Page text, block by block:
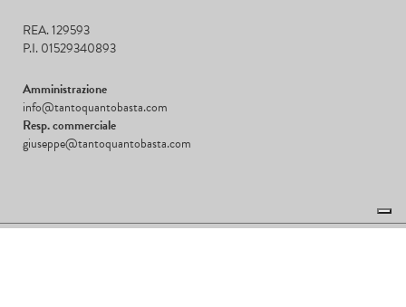
REA. 129593
P.I. 01529340893
Amministrazione
info@tantoquantobasta.com
Resp. commerciale
giuseppe@tantoquantobasta.com